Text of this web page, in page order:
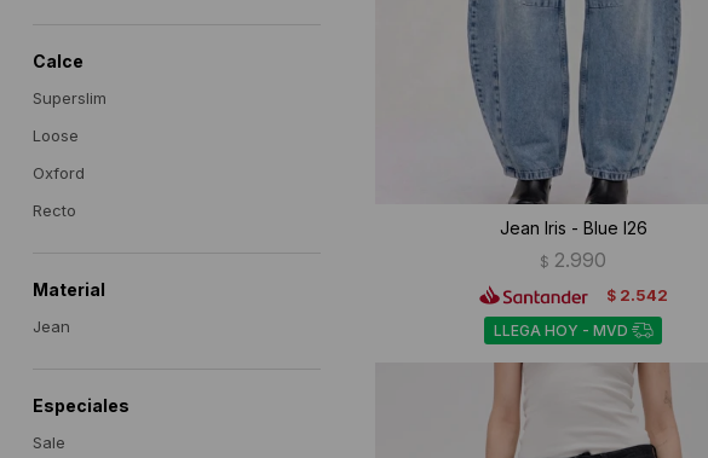
Jean Iris - Blue I26
$ 2.990
$ 2.542
LLEGA HOY - MVD
Calce
Superslim
Loose
Oxford
Recto
Material
Jean
Especiales
Sale